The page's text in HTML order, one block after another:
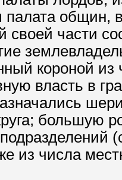
общин,
своей части
короной
власть в
большую
из числа